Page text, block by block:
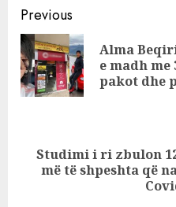
kur ishte vetëm
6-vjeçe, tani
modelja franceze
“çmend” fansat
me pozat s*ksi
Continue
Reading
Previous
Alma
e madh
pakot dhe
Next
Studimi i ri zbulon
më të shpeshta që